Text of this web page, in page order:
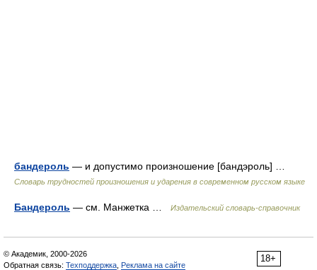
бандероль — и допустимо произношение [бандэроль] …
Словарь трудностей произношения и ударения в современном русском языке
Бандероль — см. Манжетка … Издательский словарь-справочник
18+
© Академик, 2000-2026
Обратная связь: Техподдержка Реклама на сайте